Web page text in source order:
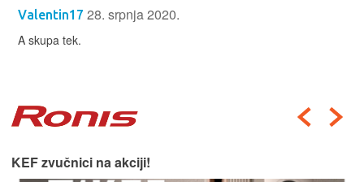
Valentin17 28. srpnja 2020.
A skupa tek.
Harman Kardon car audio.